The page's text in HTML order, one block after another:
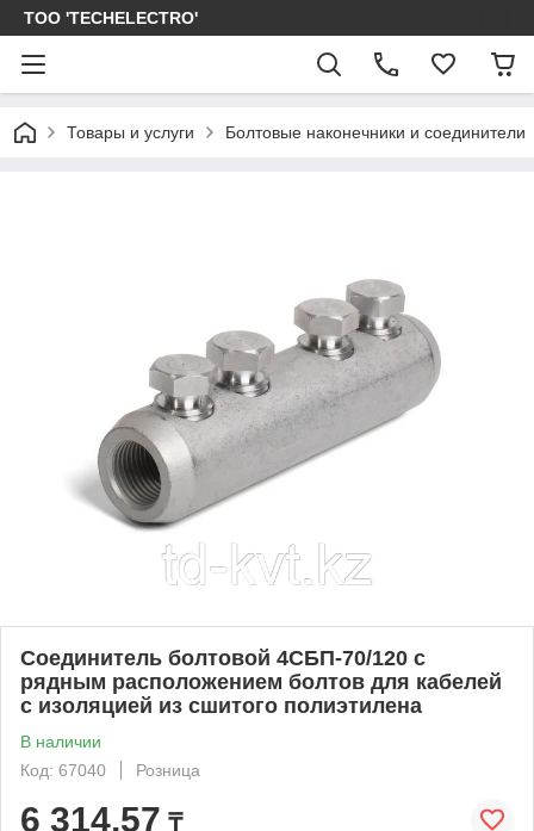
ТОО 'TECHELECTRO'
Товары и услуги Болтовые наконечники и соединители
Соединитель болтовой 4СБП-70/120 с
рядным расположением болтов для кабелей
с изоляцией из сшитого полиэтилена
В наличии
Код: 67040
Розница
6 314,57 ₸